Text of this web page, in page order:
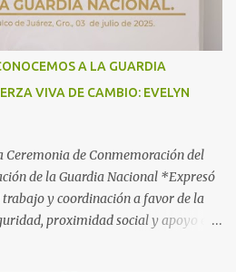
del Instituto Nacional de
Céspedes Peregrina, dieron el
del Operativo Especial de Verano
vigente hasta el próximo 3 de
más de 40 dependencias de los
para brindar atención ...
A LA GUARDIA
VIVA DE CAMBIO: EVELYN
de Conmemoración del
de la Guardia Nacional *Expresó
y coordinación a favor de la
proximidad social y apoyo en